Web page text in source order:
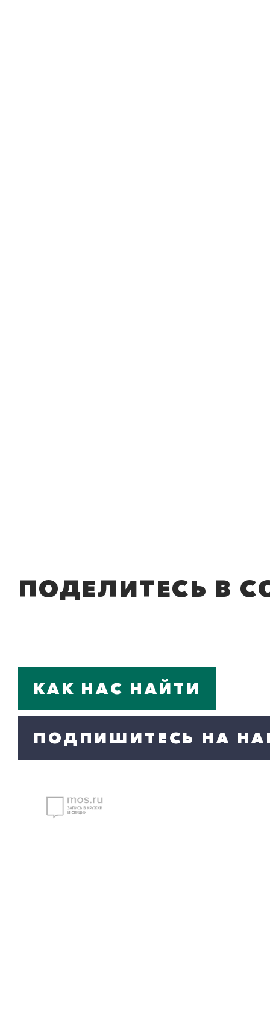
ПОДЕЛИТЕСЬ В
КАК НАС НАЙТИ
ПОДПИШИТЕСЬ НА